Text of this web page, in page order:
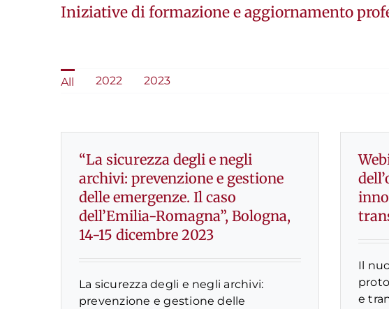
Iniziative di formazione e aggiornamento
All 2022 2023
“La sicurezza degli e negli
archivi: prevenzione e gestione
delle emergenze. Il caso
dell’Emilia-Romagna”, Bologna,
14-15 dicembre 2023
La sicurezza degli e negli archivi:
prevenzione e gestione delle
Il
e